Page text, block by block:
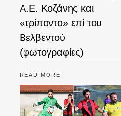
Α.Ε. Κοζάνης και
«τρίποντο» επί του
Βελβεντού
(φωτογραφίες)
READ MORE